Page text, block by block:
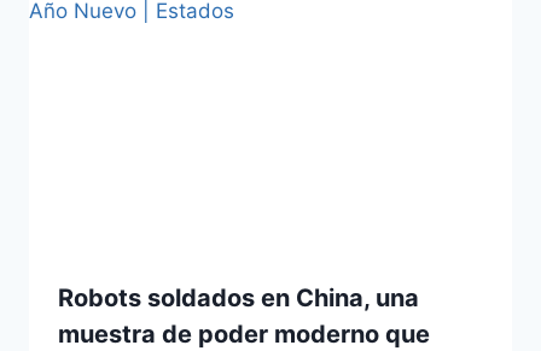
Robots soldados en China, una
muestra de poder moderno que